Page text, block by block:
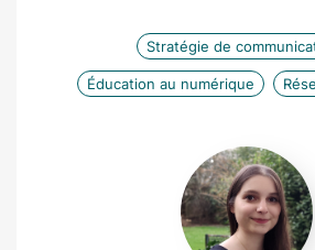
Stratégie de
Éducation au numérique
Charlotte
Marti